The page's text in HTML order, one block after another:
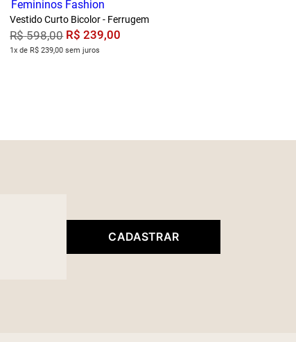
Vestido Curto Bicolor - Ferrugem
R$ 598,00 R$ 239,00
1x de R$ 239,00 sem juros
CADASTRAR